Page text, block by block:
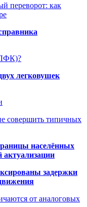
переворот: как
легковушек
совершить типичных
населённых
актуализации
задержки
от аналоговых